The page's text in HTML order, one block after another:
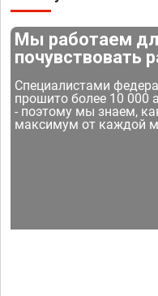
Мы работаем
почувствовать
Специалистами
прошито более 10 000
- поэтому мы знаем,
максимум от каждой